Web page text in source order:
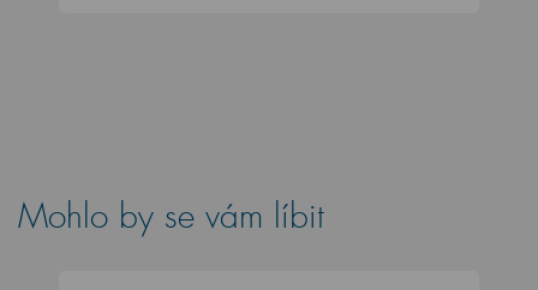
Mohlo by se vám líbit